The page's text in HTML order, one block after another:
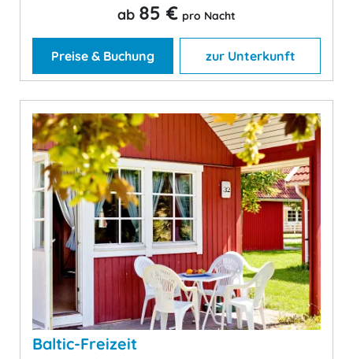
ab 85 € pro Nacht
Preise & Buchung zur Unterkunft
Baltic-Freizeit